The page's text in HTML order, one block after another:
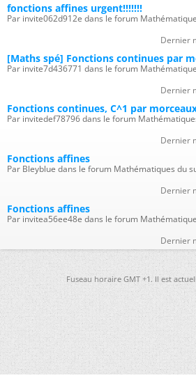
fonctions affines urgent!!!!!!!
Par invite062d912e dans le forum
Dernier
[Maths spé] Fonctions continues par
Par invite7d436771 dans le forum
Dernier
Fonctions continues, C^1 par
Par invitedef78796 dans le forum
Dernier
Fonctions affines
Par Bleyblue dans le forum Mathématiques du
Dernier
Fonctions affines
Par invitea56ee48e dans le forum
Dernier
Fuseau horaire GMT +1. Il est